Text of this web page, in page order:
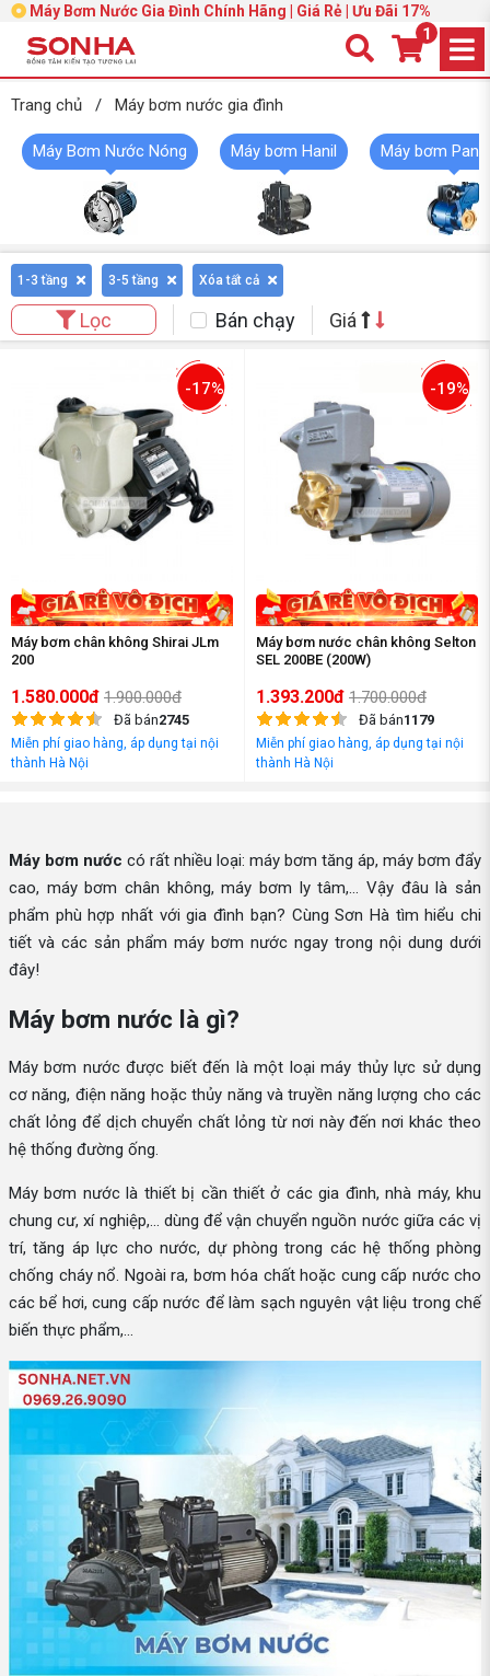
Máy Bơm Nước Gia Đình Chính Hãng | Giá Rẻ | Ưu Đãi 17%
1
Trang chủ / Máy bơm nước gia đình
Máy Bơm Nước Nóng Máy bơm Hanil Máy bơm
1-3 tầng 3-5 tầng Xóa tất cả
Lọc Bán chạy Giá
-17%
Máy bơm chân không Shirai JLm
200
1.580.000đ 1.900.000đ
Đã bán2745
Miễn phí giao hàng, áp dụng tại nội
thành Hà Nội
-19%
Máy bơm nước chân không Selton
SEL 200BE (200W)
1.393.200đ 1.700.000đ
Đã bán1179
Miễn phí giao hàng, áp dụng tại nội
thành Hà Nội
Máy bơm nước có rất nhiều loại: máy bơm tăng áp, máy bơm đẩy
cao, máy bơm chân không, máy bơm ly tâm,... Vậy đâu là sản
phẩm phù hợp nhất với gia đình bạn? Cùng Sơn Hà tìm hiểu chi
tiết và các sản phẩm máy bơm nước ngay trong nội dung dưới
đây!
Máy bơm nước là gì?
Máy bơm nước được biết đến là một loại máy thủy lực sử dụng
cơ năng, điện năng hoặc thủy năng và truyền năng lượng cho các
chất lỏng để dịch chuyển chất lỏng từ nơi này đến nơi khác theo
hệ thống đường ống.
Máy bơm nước là thiết bị cần thiết ở các gia đình, nhà máy, khu
chung cư, xí nghiệp,... dùng để vận chuyển nguồn nước giữa các vị
trí, tăng áp lực cho nước, dự phòng trong các hệ thống phòng
chống cháy nổ. Ngoài ra, bơm hóa chất hoặc cung cấp nước cho
các bể hơi, cung cấp nước để làm sạch nguyên vật liệu trong chế
biến thực phẩm,...